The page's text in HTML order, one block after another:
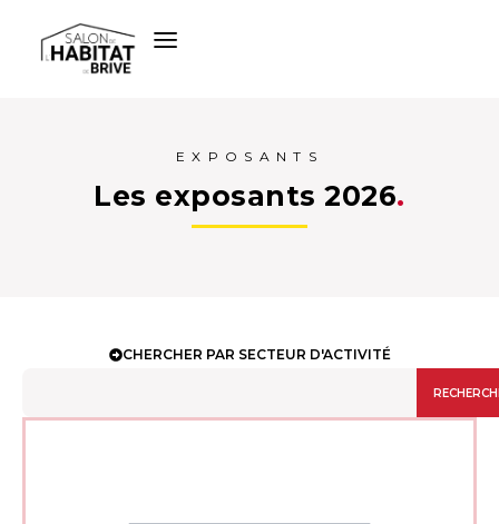
EXPOSANTS
Les exposants 2026.
CHERCHER PAR SECTEUR D'ACTIVITÉ